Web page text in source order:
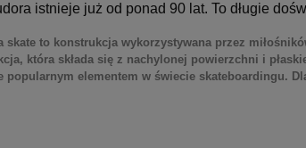
istnieje już od ponad 90 lat. To długie
skate to konstrukcja wykorzystywana przez
która składa się z nachylonej powierzchni i
popularnym elementem w świecie skateboardingu.